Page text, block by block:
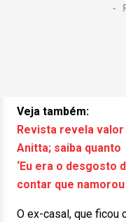
Veja também:
Revista revela
Anitta; saiba quanto
‘Eu era o desgosto
contar que
O ex-casal, que ficou